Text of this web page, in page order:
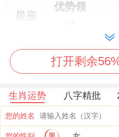
星座
优势领
摩羯
座
职业规
划
制
处女
座
生活管
理
每
打开剩余
生肖运势 八字精批
您的姓名